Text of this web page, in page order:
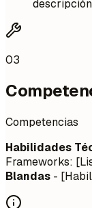
03
Competencias
Habilidades
Frameworks:
Blandas -